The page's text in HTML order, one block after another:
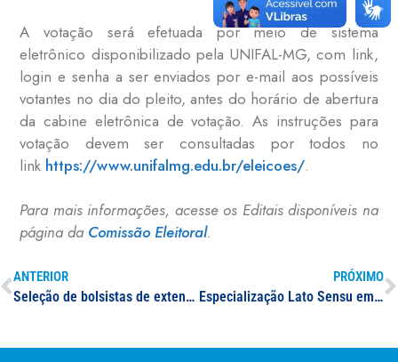
A votação será efetuada por meio de sistema
eletrônico disponibilizado pela UNIFAL-MG, com link,
login e senha a ser enviados por e-mail aos possíveis
votantes no dia do pleito, antes do horário de abertura
da cabine eletrônica de votação. As instruções para
votação devem ser consultadas por todos no
link https://www.unifalmg.edu.br/eleicoes/.
Para mais informações, acesse os Editais disponíveis na
página da Comissão Eleitoral.
ANTERIOR
Seleção de bolsistas de extensão – Aditivo II
PRÓXIMO
Especialização Lato Sensu em Modelagem em Ciência e Tecnologia